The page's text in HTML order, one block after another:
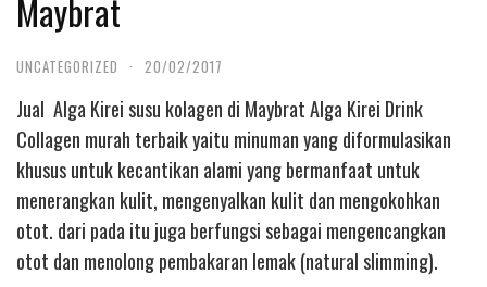
Maybrat
UNCATEGORIZED · 20/02/2017
Jual Alga Kirei susu kolagen di Maybrat Alga Kirei Drink
Collagen murah terbaik yaitu minuman yang diformulasikan
khusus untuk kecantikan alami yang bermanfaat untuk
menerangkan kulit, mengenyalkan kulit dan mengokohkan
otot. dari pada itu juga berfungsi sebagai mengencangkan
otot dan menolong pembakaran lemak (natural slimming).